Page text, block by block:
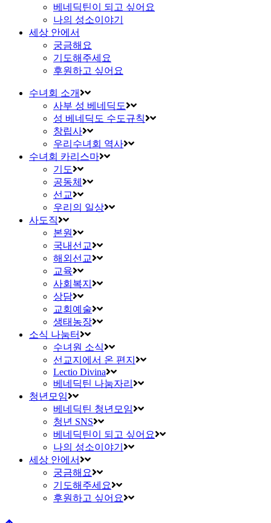
베네딕틴이 되고 싶어요
나의 성소이야기
세상 안에서
궁금해요
기도해주세요
후원하고 싶어요
수녀회 소개
사부 성 베네딕도
성 베네딕도 수도규칙
창립사
우리수녀회 역사
수녀회 카리스마
기도
공동체
선교
우리의 일상
사도직
본원
국내선교
해외선교
교육
사회복지
상담
교회예술
생태농장
소식 나눔터
수녀원 소식
선교지에서 온 편지
Lectio Divina
베네딕틴 나눔자리
청년모임
베네딕틴 청년모임
청년 SNS
베네딕틴이 되고 싶어요
나의 성소이야기
세상 안에서
궁금해요
기도해주세요
후원하고 싶어요